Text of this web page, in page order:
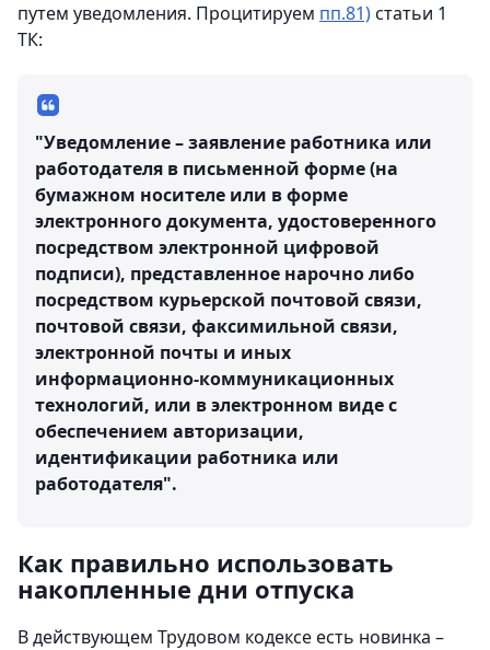
путем уведомления. Процитируем пп.81)статьи 1
ТК:
"Уведомление – заявление работника или
работодателя в письменной форме (на
бумажном носителе или в форме
электронного документа, удостоверенного
посредством электронной цифровой
подписи), представленное нарочно либо
посредством курьерской почтовой связи,
почтовой связи, факсимильной связи,
электронной почты и иных
информационно-коммуникационных
технологий, или в электронном виде с
обеспечением авторизации,
идентификации работника или
работодателя".
Как правильно использовать
накопленные дни отпуска
В действующем Трудовом кодексе есть новинка –